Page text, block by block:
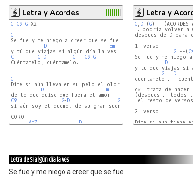
Letra y Acordes
G-C9-G X2
G
D Em
     (60-62-63)
C
G-D G C9-G
Cuéntamelo, cuéntamelo.
G
D
Em
C9
G-D G
si aún soy el dueño, de su gran sueño
CORO
Am7
D
Letra y
G, D (G)   (ACORDES
...podria volver a
despues de D para
1. verso:
G --( C*
Se fue y me niego
D
y tu que viajas si
G
D
cuentamelo...
c*= trata de hacer
(despues... todos
el resto de versos
2. verso
Dime si aun tiene
Letra de Si algún día la ves
Se fue y me niego a creer que se fue